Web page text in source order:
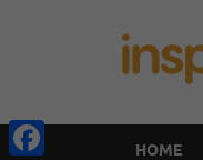
HOME